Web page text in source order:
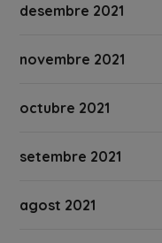
desembre 2021
novembre 2021
octubre 2021
setembre 2021
agost 2021